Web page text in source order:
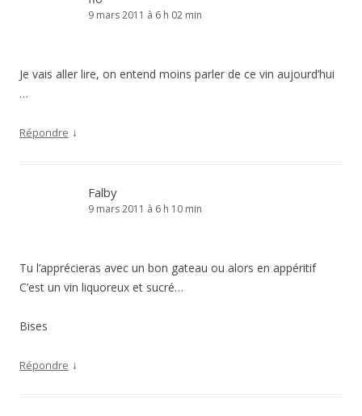
9 mars 2011 à 6 h 02 min
Je vais aller lire, on entend moins parler de ce vin aujourd’hui
…
Répondre ↓
Falby
9 mars 2011 à 6 h 10 min
Tu l’apprécieras avec un bon gateau ou alors en appéritif
C’est un vin liquoreux et sucré…
Bises
Répondre ↓